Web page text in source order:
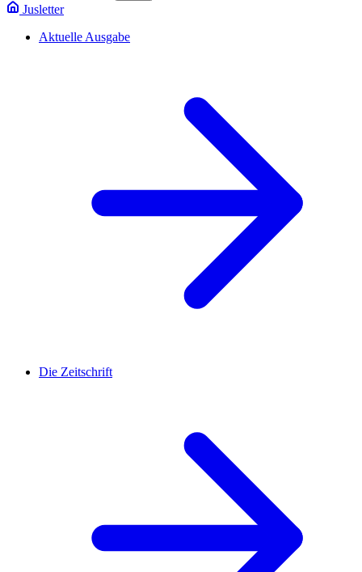
Jusletter
Aktuelle Ausgabe
Die Zeitschrift